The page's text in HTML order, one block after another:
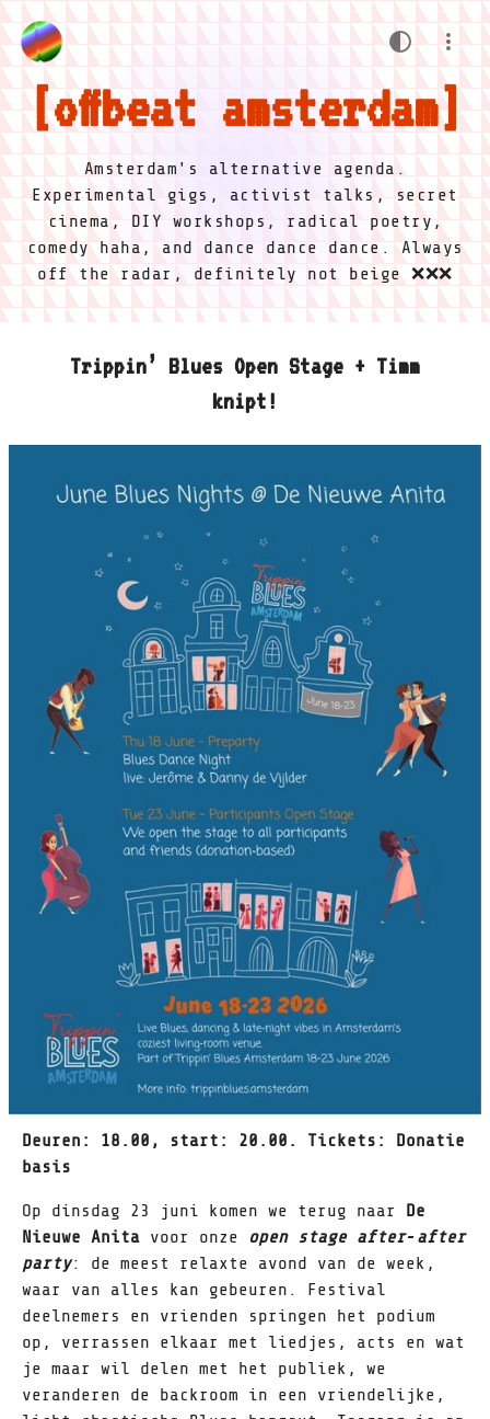
offbeat amsterdam
Amsterdam's alternative agenda.
Experimental gigs, activist talks, secret
cinema, DIY workshops, radical poetry,
comedy haha, and dance dance dance. Always
off the radar, definitely not beige ❌❌❌
Trippin’ Blues Open Stage + Timm
knipt!
Deuren: 18.00, start: 20.00. Tickets: Donatie
basis
Op dinsdag 23 juni komen we terug naar De
Nieuwe Anita voor onze open stageafter‐after
party: de meest relaxte avond van de week,
waar van alles kan gebeuren. Festival
deelnemers en vrienden springen het podium
op, verrassen elkaar met liedjes, acts en wat
je maar wil delen met het publiek, we
veranderen de backroom in een vriendelijke,